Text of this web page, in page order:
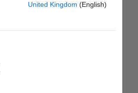
United Kingdom (English)